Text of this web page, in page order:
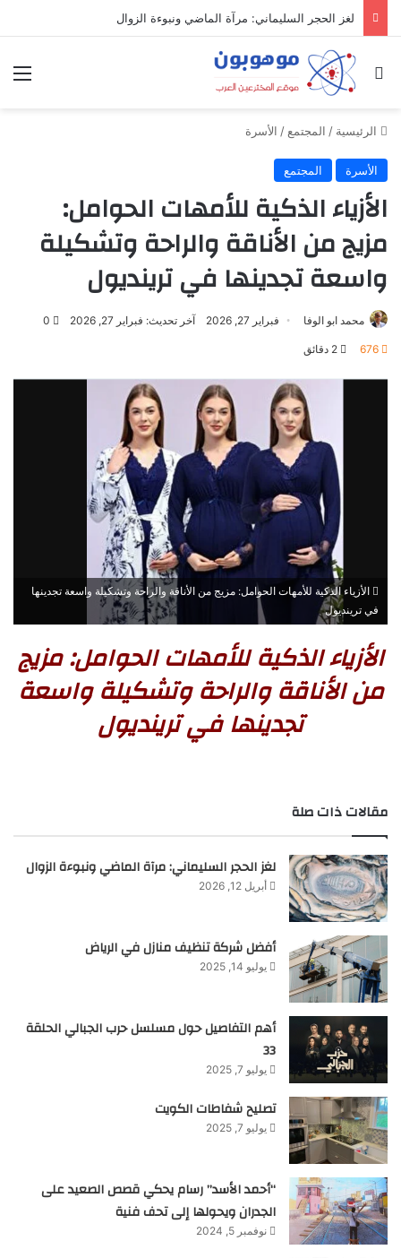
لغز الحجر السليماني: مرآة الماضي ونبوءة الزوال
بحث عن
الرئيسية / المجتمع / الأسرة
الأسرة المجتمع
الأزياء الذكية للأمهات الحوامل:
مزيج من الأناقة والراحة وتشكيلة
واسعة تجدينها في ترينديول
محمد ابو الوفا فبراير 27, 2026 آخر تحديث: فبراير 27, 2026 0
676
الأزياء الذكية للأمهات الحوامل: مزيج من الأناقة والراحة وتشكيلة واسعة تجدينها
في ترينديول
الأزياء الذكية للأمهات الحوامل: مزيج
من الأناقة والراحة وتشكيلة واسعة
تجدينها في ترينديول
مقالات ذات صلة
لغز الحجر السليماني: مرآة الماضي ونبوءة الزوال
أبريل 12, 2026
أفضل شركة تنظيف منازل في الرياض
يوليو 14, 2025
أهم التفاصيل حول مسلسل حرب الجبالي الحلقة
33
يوليو 7, 2025
تصليح شفاطات الكويت
يوليو 7, 2025
“أحمد الأسد” رسام يحكي قصص الصعيد على
الجدران ويحولها إلى تحف فنية
نوفمبر 5, 2024